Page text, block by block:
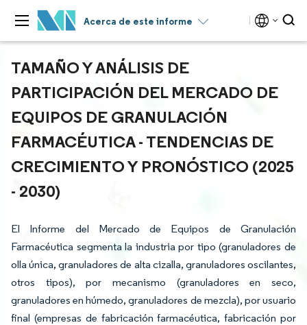
Acerca de este informe
TAMAÑO Y ANÁLISIS DE
PARTICIPACIÓN DEL MERCADO DE
EQUIPOS DE GRANULACIÓN
FARMACÉUTICA - TENDENCIAS DE
CRECIMIENTO Y PRONÓSTICO (2025
- 2030)
El Informe del Mercado de Equipos de Granulación
Farmacéutica segmenta la industria por tipo (granuladores de
olla única, granuladores de alta cizalla, granuladores oscilantes,
otros tipos), por mecanismo (granuladores en seco,
granuladores en húmedo, granuladores de mezcla), por usuario
final (empresas de fabricación farmacéutica, fabricación por